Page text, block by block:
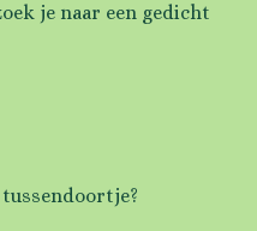
je naar een gedicht